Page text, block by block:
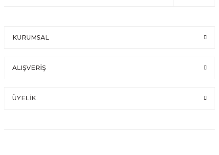
KURUMSAL
ALIŞVERİŞ
ÜYELİK